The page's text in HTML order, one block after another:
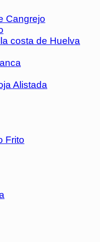
Cangrejo
costa de Huelva
Alistada
Frito